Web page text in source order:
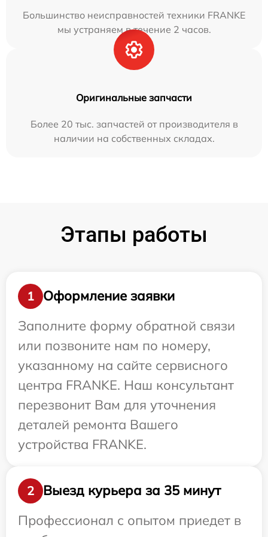
Большинство неисправностей техники FRANKE
мы устраняем в течение 2 часов.
Оригинальные запчасти
Более 20 тыс. запчастей от производителя в
наличии на собственных складах.
Этапы работы
1
Оформление заявки
Заполните форму обратной связи
или позвоните нам по номеру,
указанному на сайте сервисного
центра FRANKE. Наш консультант
перезвонит Вам для уточнения
деталей ремонта Вашего
устройства FRANKE.
2
Выезд курьера за 35 минут
Профессионал с опытом приедет в